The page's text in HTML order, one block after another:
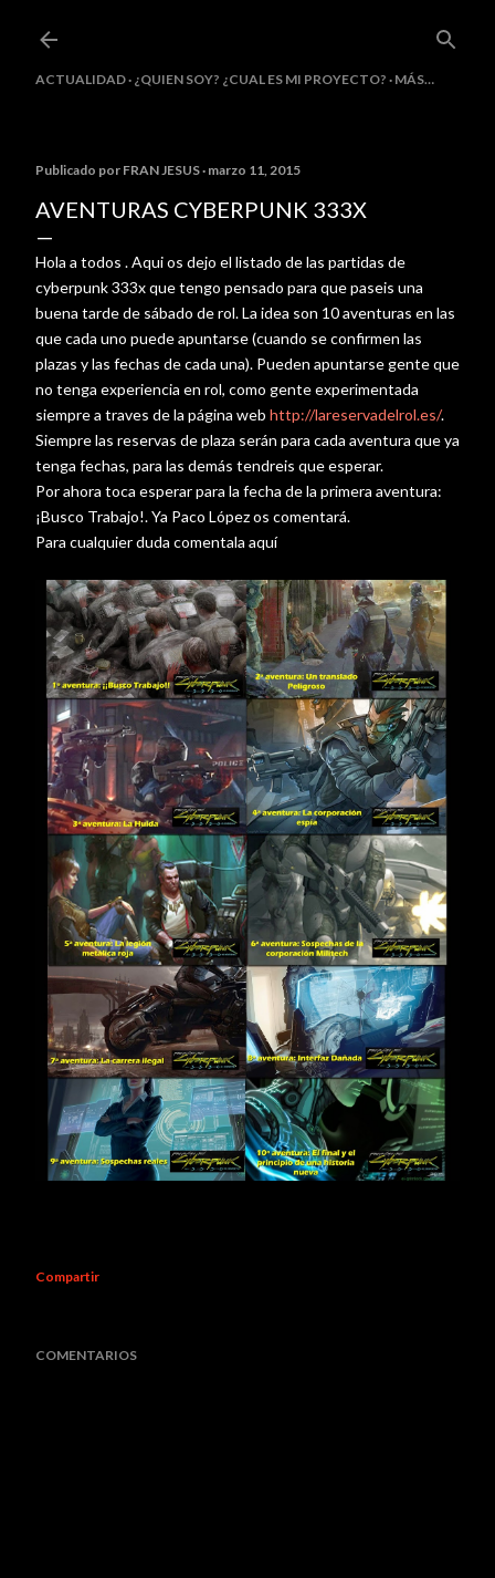
ACTUALIDAD ¿QUIEN SOY? ¿CUAL ES MI PROYECTO? MÁS…
Publicado por FRAN JESUS marzo 11, 2015
AVENTURAS CYBERPUNK 333X
Hola a todos . Aqui os dejo el listado de las partidas de
cyberpunk 333x que tengo pensado para que paseis una
buena tarde de sábado de rol. La idea son 10 aventuras en las
que cada uno puede apuntarse (cuando se confirmen las
plazas y las fechas de cada una). Pueden apuntarse gente que
no tenga experiencia en rol, como gente experimentada
siempre a traves de la página web http://lareservadelrol.es/.
Siempre las reservas de plaza serán para cada aventura que ya
tenga fechas, para las demás tendreis que esperar.
Por ahora toca esperar para la fecha de la primera aventura:
¡Busco Trabajo!. Ya Paco López os comentará.
Para cualquier duda comentala aquí
Compartir
COMENTARIOS